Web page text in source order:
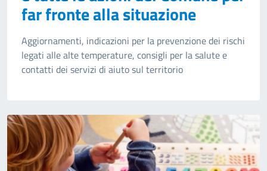
far fronte alla situazione
Aggiornamenti, indicazioni per la prevenzione dei rischi
legati alle alte temperature, consigli per la salute e
contatti dei servizi di aiuto sul territorio